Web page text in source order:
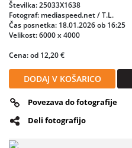
Številka: 25033X1638
Fotograf: mediaspeed.net / T.L.
Čas posnetka: 18.01.2026 ob 16:25
Velikost: 6000 x 4000
Cena: od 12,20 €
DODAJ V KOŠARICO
Povezava do fotografije
Deli fotografijo